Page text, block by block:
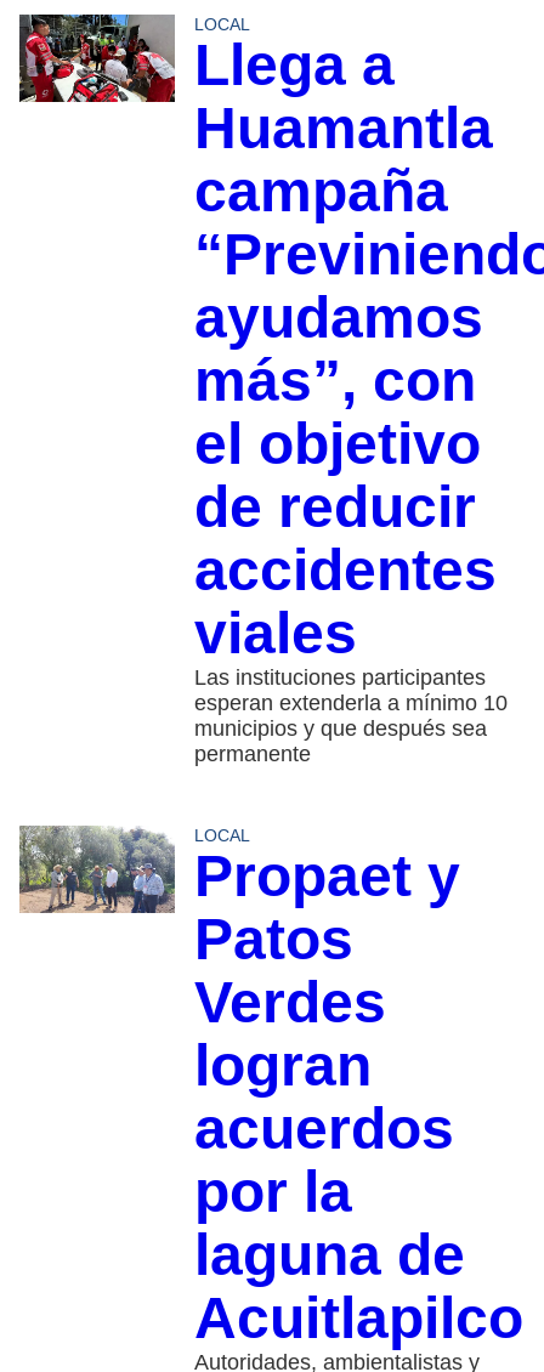
LOCAL
Llega a
Huamantla
campaña
ayudamos
más”, con
el objetivo
de reducir
accidentes
viales
Las instituciones participantes
esperan extenderla a mínimo 10
municipios y que después sea
permanente
LOCAL
Propaet y
Patos
Verdes
logran
acuerdos
por la
laguna de
Acuitlapilco
Autoridades, ambientalistas y